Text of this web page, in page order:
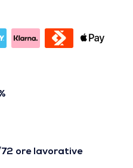
ore lavorative